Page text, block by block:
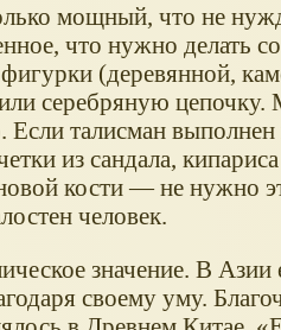
мощный, что не
что нужно делать
(деревянной,
серебряную цепочку.
Если талисман
из сандала,
кости — не нужно
человек.
значение. В Азии
своему уму.